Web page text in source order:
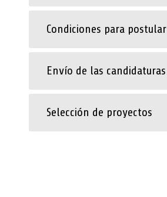
Condiciones para postular
Envío de las candidaturas
Selección de proyectos